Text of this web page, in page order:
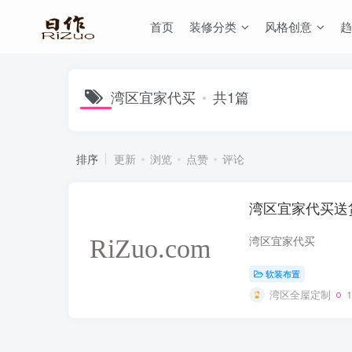
首页 装修分类 风格创意
湾区宜家代买 共1篇
排序 更新 浏览 点赞 评论
湾区宜家代买
湾区宜家代买
软装布置
湾区全屋定制